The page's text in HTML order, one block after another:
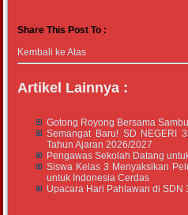
Share This Post To :
Kembali ke Atas
Artikel Lainnya :
Gotong Royong Bersama
Semangat Baru! SD NEGERI
Tahun Ajaran 2026/2027
Pengawas Sekolah Datang
Siswa Kelas 3 Menyaksikan
untuk Indonesia Cerdas
Upacara Hari Pahlawan di SDN